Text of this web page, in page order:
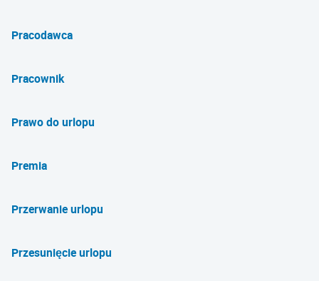
Pracodawca
Pracownik
Prawo do urlopu
Premia
Przerwanie urlopu
Przesunięcie urlopu